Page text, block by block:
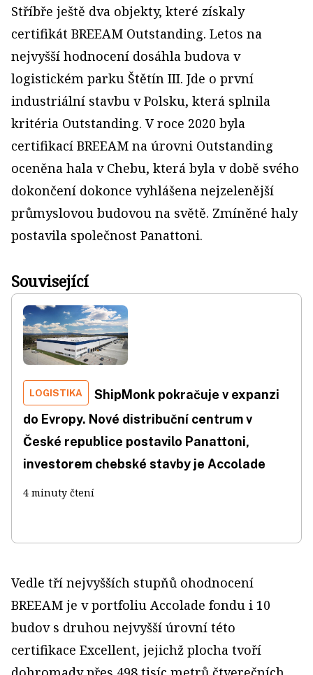
Stříbře ještě dva objekty, které získaly
certifikát BREEAM Outstanding. Letos na
nejvyšší hodnocení dosáhla budova v
logistickém parku Štětín III. Jde o první
industriální stavbu v Polsku, která splnila
kritéria Outstanding. V roce 2020 byla
certifikací BREEAM na úrovni Outstanding
oceněna hala v Chebu, která byla v době svého
dokončení dokonce vyhlášena nejzelenější
průmyslovou budovou na světě. Zmíněné haly
postavila společnost Panattoni.
Související
LOGISTIKA
ShipMonk pokračuje v expanzi
do Evropy. Nové distribuční centrum v
České republice postavilo Panattoni,
investorem chebské stavby je Accolade
4 minuty čtení
Vedle tří nejvyšších stupňů ohodnocení
BREEAM je v portfoliu Accolade fondu i 10
budov s druhou nejvyšší úrovní této
certifikace Excellent, jejichž plocha tvoří